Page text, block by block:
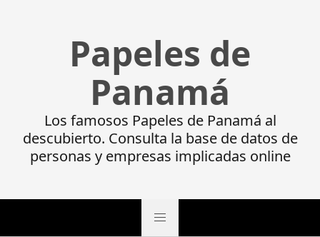
Papeles de
Panamá
Los famosos Papeles de Panamá al
descubierto. Consulta la base de datos de
personas y empresas implicadas online